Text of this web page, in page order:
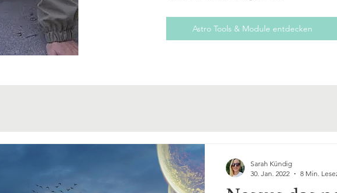
Astro Tools & Module entdecken
Sarah Kündig
30. Jan. 2022
8 Min.